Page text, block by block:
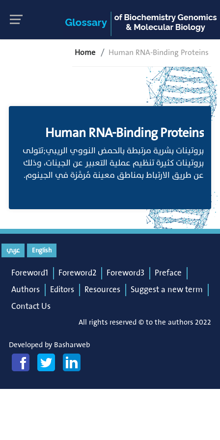
Home Human RNA-Binding Proteins
Human RNA-Binding Proteins
بروتينات بشرية مرتبطة بالحمض النووي الريبي;تتولى
بروتينات كثيرة تنظيم عملية التعبير عن الجينات، وذلك
عن طريق الارتباط بمناطق معينة مُرمَّزة في الجينوم.
English عربي
Foreword1 Foreword2 Foreword3
Preface
Authors
Editors Resources
Suggest a new term
Contact Us
All rights reserved © to the authors 2022
Developed by Basharweb